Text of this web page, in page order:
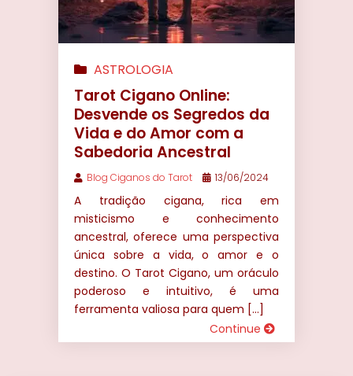
ASTROLOGIA
Tarot Cigano Online:
Desvende os Segredos da
Vida e do Amor com a
Sabedoria Ancestral
Blog Ciganos do Tarot 13/06/2024
A tradição cigana, rica em
misticismo e conhecimento
ancestral, oferece uma perspectiva
única sobre a vida, o amor e o
destino. O Tarot Cigano, um oráculo
poderoso e intuitivo, é uma
ferramenta valiosa para quem […]
Continue